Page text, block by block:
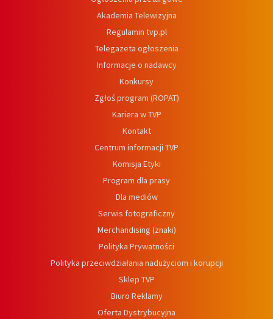
Akademia Telewizyjna
Regulamin tvp.pl
Telegazeta ogłoszenia
Informacje o nadawcy
Konkursy
Zgłoś program (ROPAT)
Kariera w TVP
Kontakt
Centrum informacji TVP
Komisja Etyki
Program dla prasy
Dla mediów
Serwis fotograficzny
Merchandising (znaki)
Polityka Prywatności
Polityka przeciwdziałania nadużyciom i korupcji
Sklep TVP
Biuro Reklamy
Oferta Dystrybucyjna